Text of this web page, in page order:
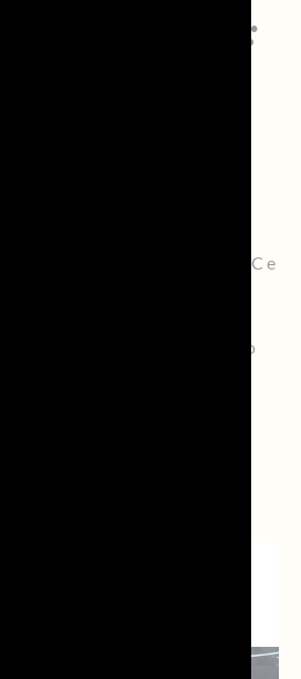
tra le 9
DOC
Dreamland, l’iniziativa che
legame tra Prosecco DOC e
le nove province della
d’eccellenza sotto il
ed enogastronomico.
di rafforzare il binomio Prosecco
sia alla tutela della
internazionale […]